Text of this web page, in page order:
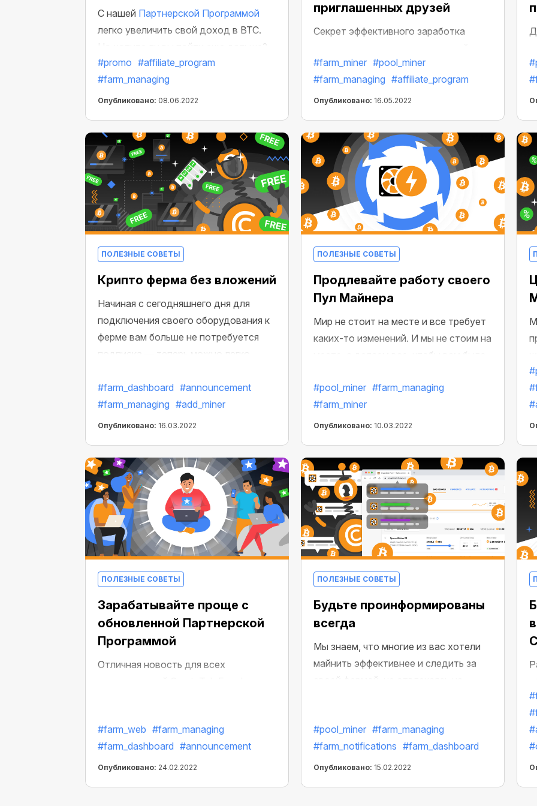
С нашей Партнерской Программой
легко увеличить свой доход в BTC.
Но хотите ли вы пойти еще дальше?
Тогда предложите своим друзьям
присоединиться к CryptoTab Farm — и
сделайте этов числе первых
#promo #affiliate_program
#farm_managing
Опубликовано: 08.06.2022
приглашенных друзей
Секрет эффективного заработка
доход — становитесь участником
Партнерской Программы.
#farm_miner #pool_miner
#farm_managing #affiliate_program
Опубликовано: 16.05.2022
ПОЛЕЗНЫЕ СОВЕТЫ
Крипто ферма без вложений
Начиная с сегодняшнего дня для
подключения своего оборудования к
ферме вам больше не потребуется
расходов!
#farm_dashboard #announcement
#farm_managing #add_miner
Опубликовано: 16.03.2022
ПОЛЕЗНЫЕ СОВЕТЫ
Продлевайте работу своего
Пул Майнера
Мир не стоит на месте и все требует
каких-то изменений. И мы не стоим на
нашими сервисами. Так мы решили
сделать использование Пул
Майнеров еще удобнее и добавили
#pool_miner #farm_managing
#farm_miner
Опубликовано: 10.03.2022
ПОЛЕЗНЫЕ СОВЕТЫ
Зарабатывайте проще с
обновленной Партнерской
Программой
Отличная новость для всех
достаточно просто перейти по
реферальной ссылке.
#farm_web #farm_managing
#farm_dashboard #announcement
Опубликовано: 24.02.2022
ПОЛЕЗНЫЕ СОВЕТЫ
Будьте проинформированы
всегда
Мы знаем, что многие из вас хотели
майнить эффективнее и следить за
своей фермой, не отвлекаясь на
веб-пуши, чтобы вы были всегда в
курсе событий.
#pool_miner #farm_managing
#farm_notifications #farm_dashboard
Опубликовано: 15.02.2022